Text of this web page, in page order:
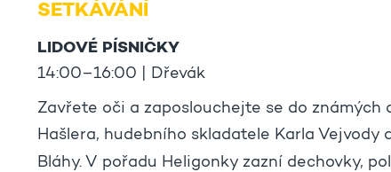
SETKÁVÁNÍ
LIDOVÉ PÍSNIČKY
14:00–16:00 | Dřevák
Zavřete oči a zaposlouchejte se do známých
Hašlera, hudebního skladatele Karla Vejvody
Bláhy. V pořadu Heligonky zazní dechovky,